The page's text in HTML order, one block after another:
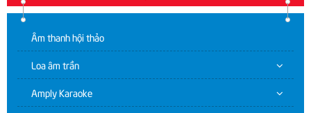
Âm thanh hội thảo
Loa âm trần
Amply Karaoke